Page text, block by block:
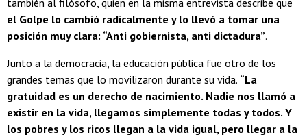
también al filósofo, quien en la misma entrevista describe que
el Golpe lo cambió radicalmente y lo llevó a tomar una
posición muy clara: “Anti gobiernista, anti dictadura”.
Junto a la democracia, la educación pública fue otro de los
grandes temas que lo movilizaron durante su vida. “La
gratuidad es un derecho de nacimiento. Nadie nos llamó a
existir en la vida, llegamos simplemente todas y todos. Y
los pobres y los ricos llegan a la vida igual, pero llegar a la